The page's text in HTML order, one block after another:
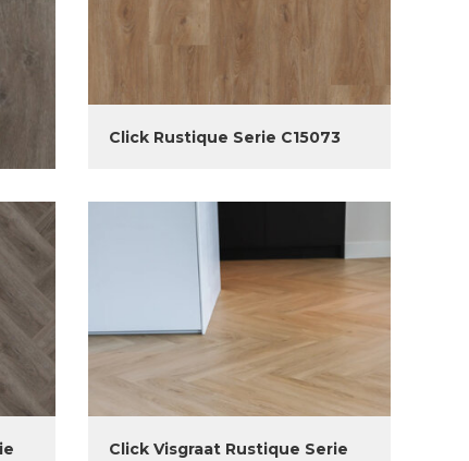
Click Rustique Serie C15073
Click Visgraat Rustique Serie